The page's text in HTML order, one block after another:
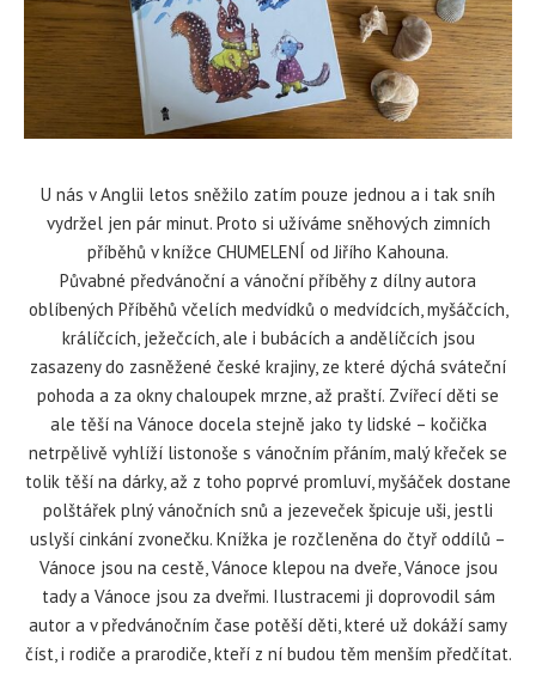
U nás v Anglii letos sněžilo zatím pouze jednou a i tak sníh
vydržel jen pár minut. Proto si užíváme sněhových zimních
příběhů v knížce CHUMELENÍ od Jiřího Kahouna.
Půvabné předvánoční a vánoční příběhy z dílny autora
oblíbených Příběhů včelích medvídků o medvídcích, myšáčcích,
králíčcích, ježečcích, ale i bubácích a andělíčcích jsou
zasazeny do zasněžené české krajiny, ze které dýchá sváteční
pohoda a za okny chaloupek mrzne, až praští. Zvířecí děti se
ale těší na Vánoce docela stejně jako ty lidské – kočička
netrpělivě vyhlíží listonoše s vánočním přáním, malý křeček se
tolik těší na dárky, až z toho poprvé promluví, myšáček dostane
polštářek plný vánočních snů a jezeveček špicuje uši, jestli
uslyší cinkání zvonečku. Knížka je rozčleněna do čtyř oddílů –
Vánoce jsou na cestě, Vánoce klepou na dveře, Vánoce jsou
tady a Vánoce jsou za dveřmi. Ilustracemi ji doprovodil sám
autor a v předvánočním čase potěší děti, které už dokáží samy
číst, i rodiče a prarodiče, kteří z ní budou těm menším předčítat.